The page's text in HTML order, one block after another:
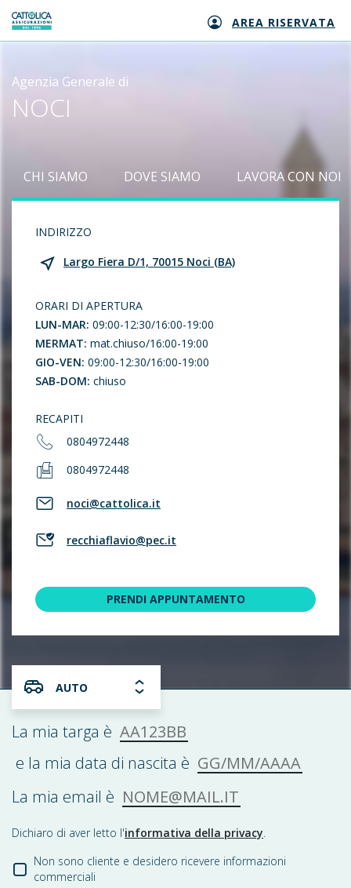
Generali logo AREA RISERVATA
Agenzia Generale di
NOCI
CHI SIAMO DOVE SIAMO LAVORA CON NOI
INDIRIZZO
Largo Fiera D/1, 70015 Noci (BA)
ORARI DI APERTURA
LUN-MAR: 09:00-12:30/16:00-19:00
MERMAT: mat.chiuso/16:00-19:00
GIO-VEN: 09:00-12:30/16:00-19:00
SAB-DOM: chiuso
RECAPITI
0804972448
0804972448
noci@cattolica.it
recchiaflavio@pec.it
PRENDI APPUNTAMENTO
AUTO
La mia targa è AA123BB
e la mia data di nascita è GG/MM/AAAA
La mia email è NOME@MAIL.IT
Dichiaro di aver letto l'informativa della privacy.
Non sono cliente e desidero ricevere informazioni
commerciali